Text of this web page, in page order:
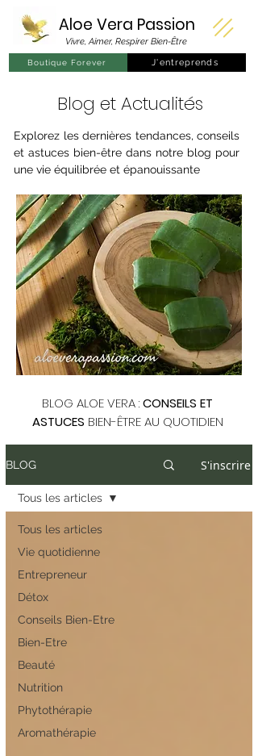
Aloe Vera Passion
Vivre, Aimer, Respirer Bien-Être
J'entreprends
Boutique Forever
Blog et Actualités
Explorez les dernières tendances, conseils
et astuces bien-être dans notre blog pour
une vie équilibrée et épanouissante
BLOG ALOE VERA :CONSEILS ET
ASTUCES BIEN-ÊTRE AU QUOTIDIEN
BLOG S'inscrire
Tous les articles
Vie quotidienne
Entrepreneur
Détox
Conseils Bien-Etre
Bien-Etre
Beauté
Nutrition
Phytothérapie
Aromathérapie
Tous les articles